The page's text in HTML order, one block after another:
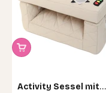
Activity Sessel mit